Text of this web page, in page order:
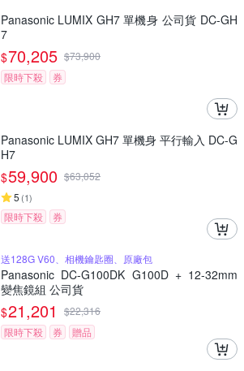
Panasonic LUMIX GH7 單機身 公司貨 DC-GH
7
$70,205 $73,900
限時下殺
券
Panasonic LUMIX GH7 單機身 平行輸入 DC-G
H7
$59,900 $63,052
5 (1)
限時下殺 券
送128G V60、相機鑰匙圈、原廠包
Panasonic DC-G100DK G100D + 12-32mm
變焦鏡組 公司貨
$21,201 $22,316
限時下殺
券 贈品